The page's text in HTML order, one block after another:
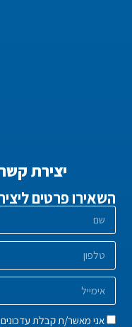
יצירת
השאירו פרטים
אני מאשר/ת קבלת עדכונים